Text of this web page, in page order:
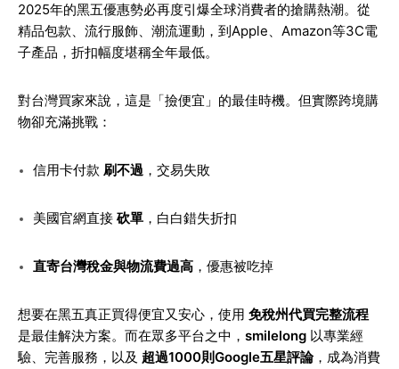
聯絡方式
2025年的黑五優惠勢必再度引爆全球消費者的搶購熱潮。從
精品包款、流行服飾、潮流運動，到Apple、Amazon等3C電
子產品，折扣幅度堪稱全年最低。
對台灣買家來說，這是「撿便宜」的最佳時機。但實際跨境購
物卻充滿挑戰：
信用卡付款 刷不過，交易失敗
美國官網直接 砍單，白白錯失折扣
直寄台灣稅金與物流費過高，優惠被吃掉
想要在黑五真正買得便宜又安心，使用 免稅州代買完整流程
是最佳解決方案。而在眾多平台之中， smilelong 以專業經
驗、完善服務，以及 超過1000則Google五星評論，成為消費